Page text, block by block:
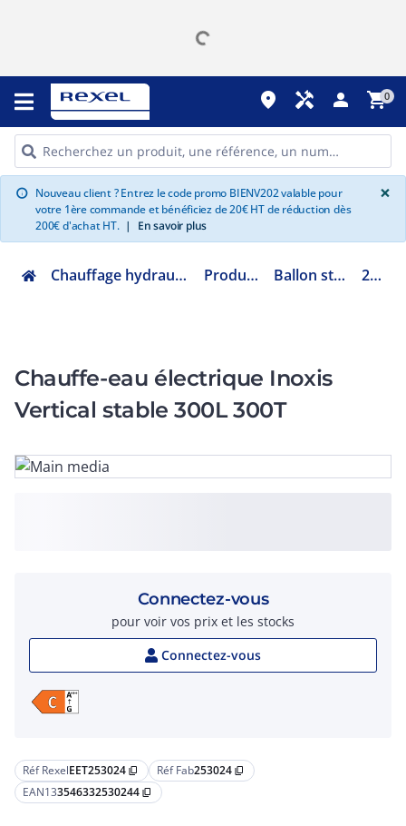
place handyman person shopping_cart0
info Nouveau client ? Entrez le code promo BIENV202 valable pour
votre 1ère commande et bénéficiez de 20€ HT de réduction dès
200€ d'achat HT. | En savoir plus
×
Chauffage hydraulique et plomberie Production ECS Ballon stockage ECS 253024
Chauffe-eau électrique Inoxis
Vertical stable 300L 300T
Réf RexelEET253024 content_copy Réf Fab253024 content_copy
EAN133546332530244 content_copy
Connectez-vous
pour voir vos prix et les stocks
Connectez-vous